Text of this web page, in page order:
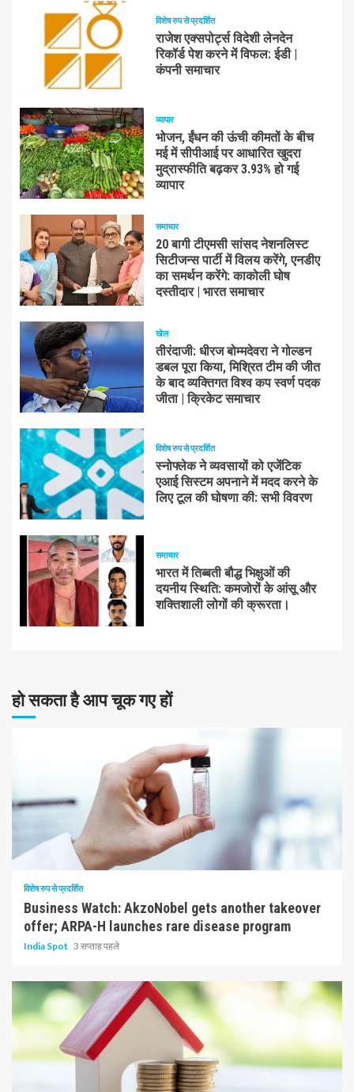
विशेष रुप से प्रदर्शित
राजेश एक्सपोर्ट्स विदेशी लेनदेन
रिकॉर्ड पेश करने में विफल: ईडी |
कंपनी समाचार
व्यापार
भोजन, ईंधन की ऊंची कीमतों के बीच
मई में सीपीआई पर आधारित खुदरा
मुद्रास्फीति बढ़कर 3.93% हो गई
व्यापार
समाचार
20 बागी टीएमसी सांसद नेशनलिस्ट
सिटीजन्स पार्टी में विलय करेंगे, एनडीए
का समर्थन करेंगे: काकोली घोष
दस्तीदार | भारत समाचार
खेल
तीरंदाजी: धीरज बोम्मदेवरा ने गोल्डन
डबल पूरा किया, मिश्रित टीम की जीत
के बाद व्यक्तिगत विश्व कप स्वर्ण पदक
जीता | क्रिकेट समाचार
विशेष रुप से प्रदर्शित
स्नोफ्लेक ने व्यवसायों को एजेंटिक
एआई सिस्टम अपनाने में मदद करने के
लिए टूल की घोषणा की: सभी विवरण
समाचार
भारत में तिब्बती बौद्ध भिक्षुओं की
दयनीय स्थिति: कमजोरों के आंसू और
शक्तिशाली लोगों की क्रूरता।
हो सकता है आप चूक गए हों
10 न्यूनतम पढ़ा
विशेष रुप से प्रदर्शित
Business Watch: AkzoNobel gets another takeover
offer; ARPA-H launches rare disease program
India Spot 3 सप्ताह पहले